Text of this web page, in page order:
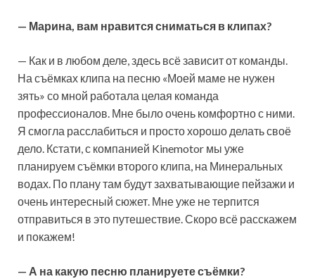
— Марина, вам нравится сниматься в клипах?
— Как и в любом деле, здесь всё зависит от команды.
На съёмках клипа на песню «Моей маме не нужен
зять» со мной работала целая команда
профессионалов. Мне было очень комфортно с ними.
Я смогла расслабиться и просто хорошо делать своё
дело. Кстати, с компанией Kinemotor мы уже
планируем съёмки второго клипа, на Минеральных
водах. По плану там будут захватывающие пейзажи и
очень интересный сюжет. Мне уже не терпится
отправиться в это путешествие. Скоро всё расскажем
и покажем!
— А на какую песню планируете съёмки?